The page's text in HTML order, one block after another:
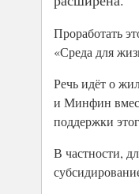
Проработать
«Среда для
Речь идёт о
и Минфин
поддержки
В частности,